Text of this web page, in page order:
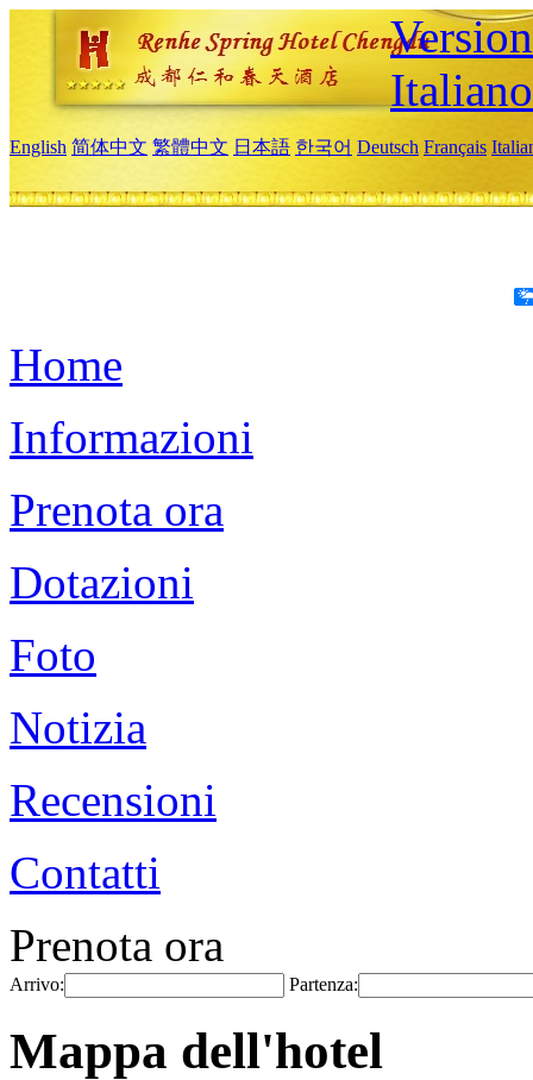
Italiano
English 简体中文 繁體中文 日本語 한국어 Deutsch Français
Home
Informazioni
Prenota ora
Dotazioni
Foto
Notizia
Recensioni
Contatti
Prenota ora
Arrivo: Partenza:
Mappa dell'hotel